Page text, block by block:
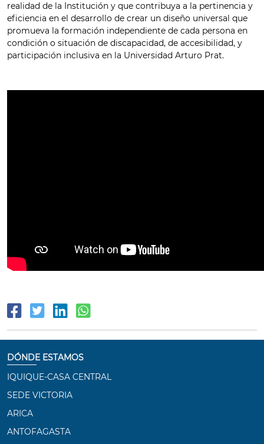
realidad de la Institución y que contribuya a la pertinencia y
eficiencia en el desarrollo de crear un diseño universal que
promueva la formación independiente de cada persona en
condición o situación de discapacidad, de accesibilidad, y
participación inclusiva en la Universidad Arturo Prat.
DÓNDE ESTAMOS
IQUIQUE-CASA CENTRAL
SEDE VICTORIA
ARICA
ANTOFAGASTA